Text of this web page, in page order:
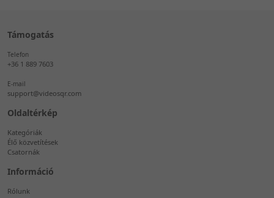
Támogatás
Telefon
+36 1 889 7603
E-mail
support@videosqr.com
Oldaltérkép
Kategóriák
Élő közvetítések
Csatornák
Információ
Rólunk